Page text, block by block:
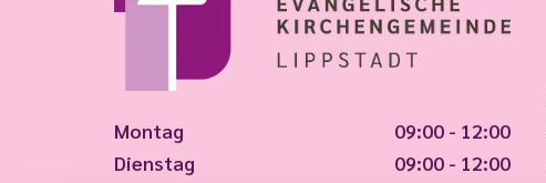
Montag
09:00 - 12:00
Dienstag
09:00 - 12:00